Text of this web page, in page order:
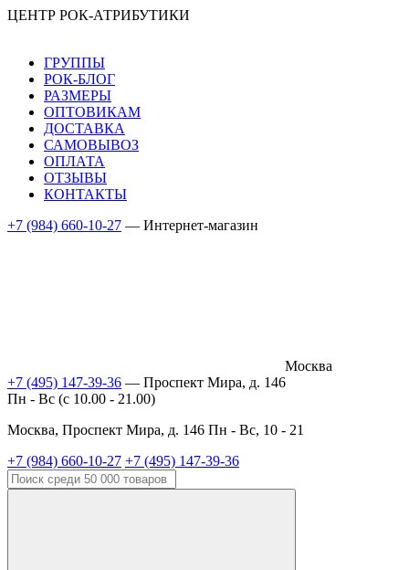
ЦЕНТР РОК-АТРИБУТИКИ
ГРУППЫ
РОК-БЛОГ
РАЗМЕРЫ
ОПТОВИКАМ
ДОСТАВКА
САМОВЫВОЗ
ОПЛАТА
ОТЗЫВЫ
КОНТАКТЫ
+7 (984) 660-10-27 — Интернет-магазин
Москва
+7 (495) 147-39-36 — Проспект Мира, д. 146
Пн - Вс (c 10.00 - 21.00)
Москва, Проспект Мира, д. 146 Пн - Вс, 10 - 21
+7 (984) 660-10-27 +7 (495) 147-39-36